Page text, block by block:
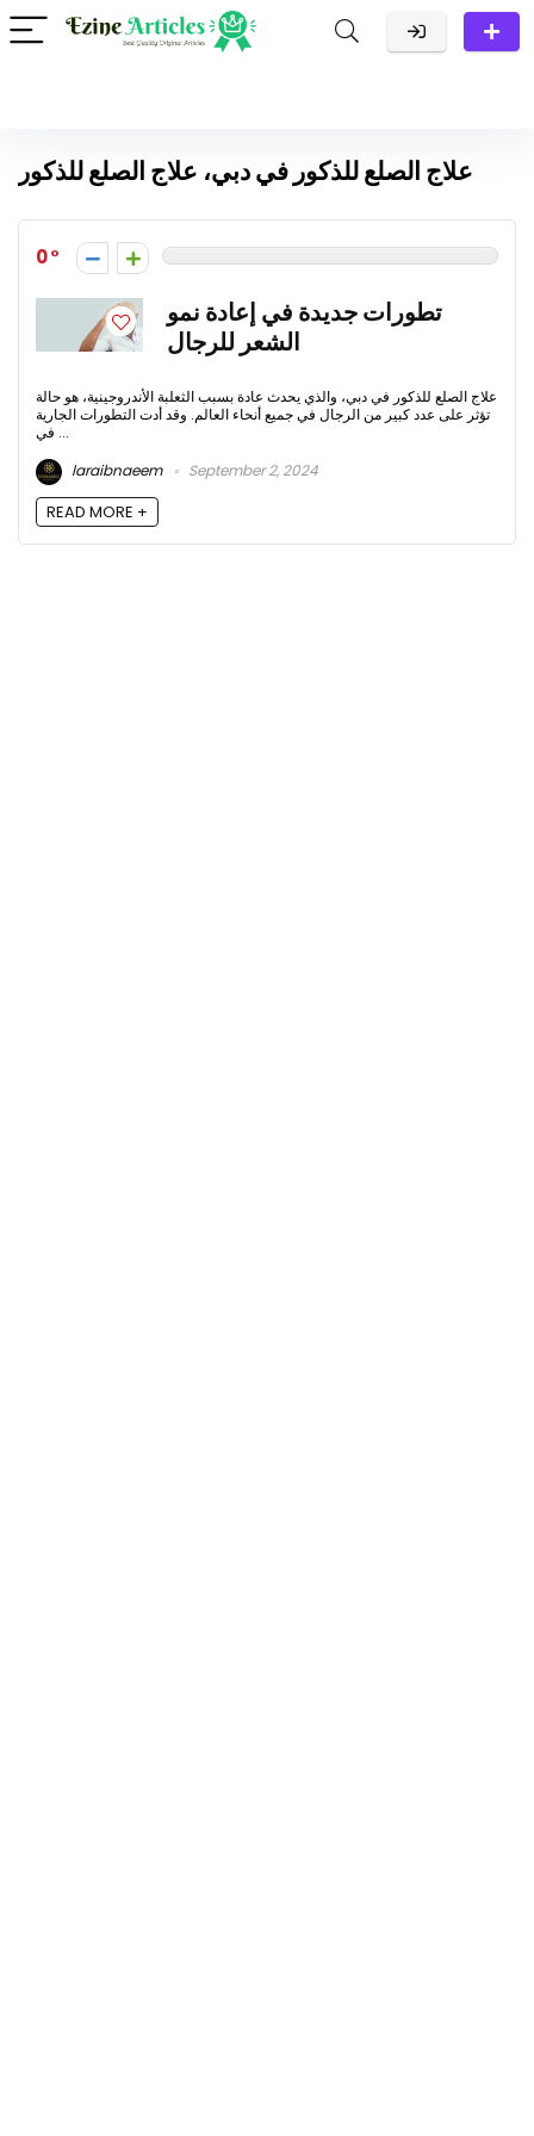
علاج الصلع للذكور في دبي، علاج الصلع للذكور
0
تطورات جديدة في إعادة نمو
الشعر للرجال
علاج الصلع للذكور في دبي، والذي يحدث عادة بسبب الثعلبة الأندروجينية، هو حالة
تؤثر على عدد كبير من الرجال في جميع أنحاء العالم. وقد أدت التطورات الجارية
في ...
laraibnaeem
September 2, 2024
READ MORE +